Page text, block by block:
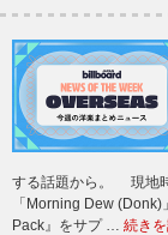
する話題から。 現地
「Morning Dew
Pack』をサプ … 続き